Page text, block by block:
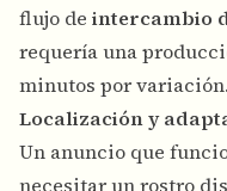
flujo de intercambio
requería una
minutos por variación.
Localización y
Un anuncio que
necesitar un rostro